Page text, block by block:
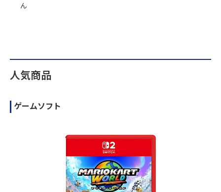
ん
人気商品
ゲームソフト